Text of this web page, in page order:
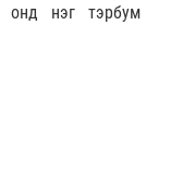
онд нэг тэрбум